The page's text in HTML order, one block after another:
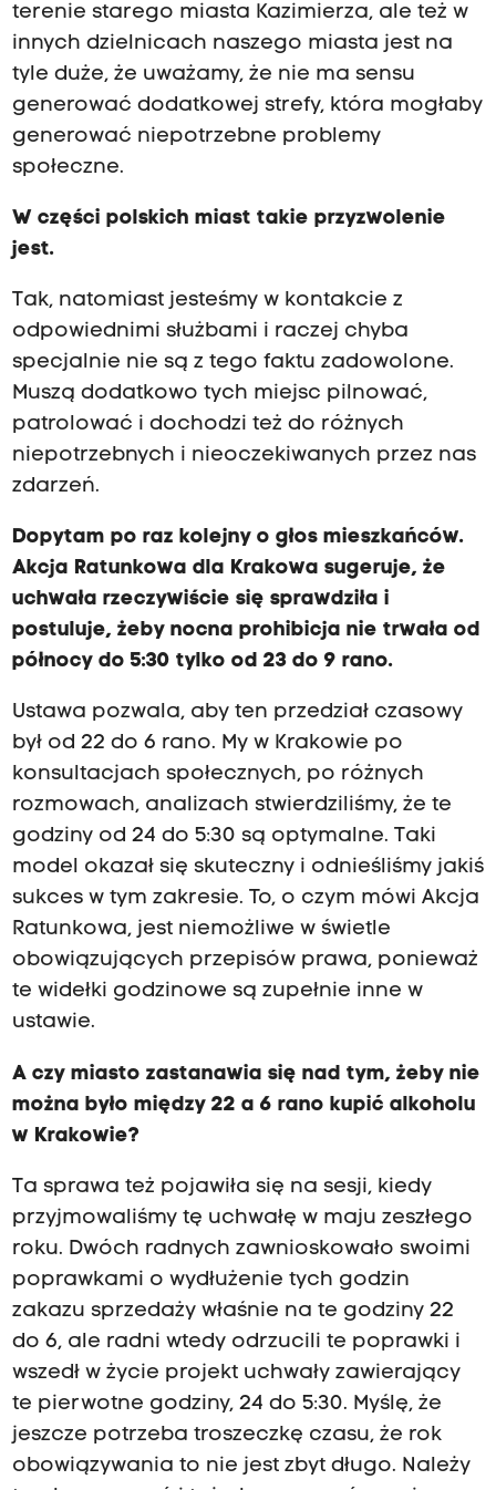
terenie starego miasta Kazimierza, ale też w
innych dzielnicach naszego miasta jest na
tyle duże, że uważamy, że nie ma sensu
generować dodatkowej strefy, która mogłaby
generować niepotrzebne problemy
społeczne.
W części polskich miast takie przyzwolenie
jest.
Tak, natomiast jesteśmy w kontakcie z
odpowiednimi służbami i raczej chyba
specjalnie nie są z tego faktu zadowolone.
Muszą dodatkowo tych miejsc pilnować,
patrolować i dochodzi też do różnych
niepotrzebnych i nieoczekiwanych przez nas
zdarzeń.
Dopytam po raz kolejny o głos mieszkańców.
Akcja Ratunkowa dla Krakowa sugeruje, że
uchwała rzeczywiście się sprawdziła i
postuluje, żeby nocna prohibicja nie trwała od
północy do 5:30 tylko od 23 do 9 rano.
Ustawa pozwala, aby ten przedział czasowy
był od 22 do 6 rano. My w Krakowie po
konsultacjach społecznych, po różnych
rozmowach, analizach stwierdziliśmy, że te
godziny od 24 do 5:30 są optymalne. Taki
model okazał się skuteczny i odnieśliśmy jakiś
sukces w tym zakresie. To, o czym mówi Akcja
Ratunkowa, jest niemożliwe w świetle
obowiązujących przepisów prawa, ponieważ
te widełki godzinowe są zupełnie inne w
ustawie.
A czy miasto zastanawia się nad tym, żeby nie
można było między 22 a 6 rano kupić alkoholu
w Krakowie?
Ta sprawa też pojawiła się na sesji, kiedy
przyjmowaliśmy tę uchwałę w maju zeszłego
roku. Dwóch radnych zawnioskowało swoimi
poprawkami o wydłużenie tych godzin
zakazu sprzedaży właśnie na te godziny 22
do 6, ale radni wtedy odrzucili te poprawki i
wszedł w życie projekt uchwały zawierający
te pierwotne godziny, 24 do 5:30. Myślę, że
jeszcze potrzeba troszeczkę czasu, że rok
obowiązywania to nie jest zbyt długo. Należy